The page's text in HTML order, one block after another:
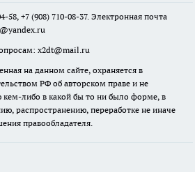
58, +7 (908) 710-08-37. Электронная почта
x2dt@mail.ru
на данном сайте, охраняется в
РФ об авторском праве и не
либо в какой бы то ни было форме, в
распространению, переработке не иначе
правообладателя.